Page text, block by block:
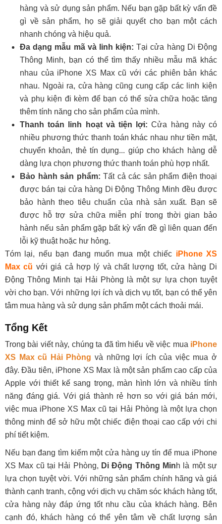
hàng và sử dụng sản phẩm. Nếu bạn gặp bất kỳ vấn đề
gì về sản phẩm, họ sẽ giải quyết cho bạn một cách
nhanh chóng và hiệu quả.
Đa dạng mẫu mã và linh kiện:Tại cửa hàng Di Động
Thông Minh, bạn có thể tìm thấy nhiều mẫu mã khác
nhau của iPhone XS Max cũ với các phiên bản khác
nhau. Ngoài ra, cửa hàng cũng cung cấp các linh kiện
và phụ kiện đi kèm để bạn có thể sửa chữa hoặc tăng
thêm tính năng cho sản phẩm của mình.
Thanh toán linh hoạt và tiện lợi: Cửa hàng này có
nhiều phương thức thanh toán khác nhau như tiền mặt,
chuyển khoản, thẻ tín dụng... giúp cho khách hàng dễ
dàng lựa chọn phương thức thanh toán phù hợp nhất.
Bảo hành sản phẩm: Tất cả các sản phẩm điện thoại
được bán tại cửa hàng Di Động Thông Minh đều được
bảo hành theo tiêu chuẩn của nhà sản xuất. Bạn sẽ
được hỗ trợ sửa chữa miễn phí trong thời gian bảo
hành nếu sản phẩm gặp bất kỳ vấn đề gì liên quan đến
lỗi kỹ thuật hoặc hư hỏng.
Tóm lại, nếu bạn đang muốn mua một chiếc iPhone XS
Max cũ với giá cả hợp lý và chất lượng tốt, cửa hàng Di
Động Thông Minh tại Hải Phòng là một sự lựa chọn tuyệt
vời cho bạn. Với những lợi ích và dịch vụ tốt, bạn có thể yên
tâm mua hàng và sử dụng sản phẩm một cách thoải mái.
Tổng Kết
Trong bài viết này, chúng ta đã tìm hiểu về việc mua iPhone
XS Max cũ Hải Phòng và những lợi ích của việc mua ở
đây. Đầu tiên, iPhone XS Max là một sản phẩm cao cấp của
Apple với thiết kế sang trọng, màn hình lớn và nhiều tính
năng đáng giá. Với giá thành rẻ hơn so với giá bán mới,
việc mua iPhone XS Max cũ tại Hải Phòng là một lựa chọn
thông minh để sở hữu một chiếc điện thoại cao cấp với chi
phí tiết kiệm.
Nếu bạn đang tìm kiếm một cửa hàng uy tín để mua iPhone
XS Max cũ tại Hải Phòng, Di Động Thông Minh là một sự
lựa chọn tuyệt vời. Với những sản phẩm chính hãng và giá
thành cạnh tranh, cộng với dịch vụ chăm sóc khách hàng tốt,
cửa hàng này đáp ứng tốt nhu cầu của khách hàng. Bên
cạnh đó, khách hàng có thể yên tâm về chất lượng sản